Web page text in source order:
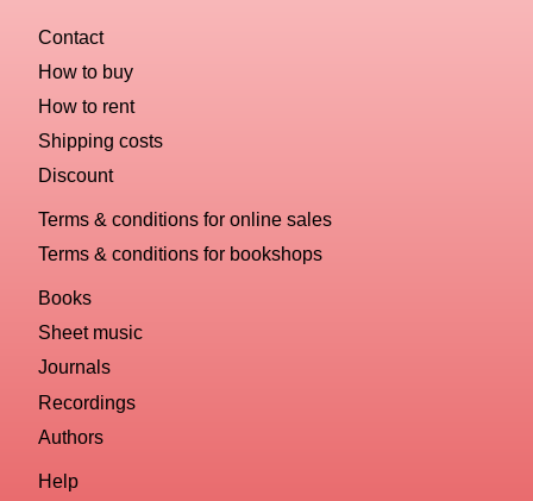
computer?
Contact
How to buy
How to rent
Shipping costs
Discount
Terms & conditions for online sales
Terms & conditions for bookshops
Books
Sheet music
Journals
Recordings
Authors
Help